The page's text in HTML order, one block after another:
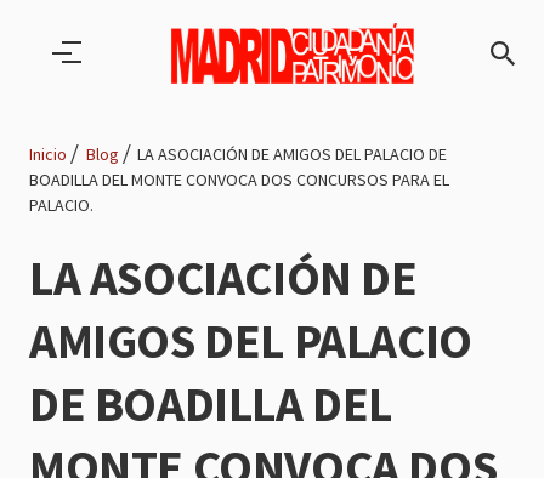
Ruta
de
navegación
Inicio Blog
LA ASOCIACIÓN DE AMIGOS DEL PALACIO DE
BOADILLA DEL MONTE CONVOCA DOS CONCURSOS PARA EL
PALACIO.
LA ASOCIACIÓN DE
AMIGOS DEL PALACIO
DE BOADILLA DEL